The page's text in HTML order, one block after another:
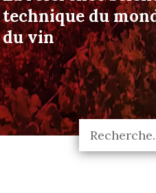
technique du
du vin